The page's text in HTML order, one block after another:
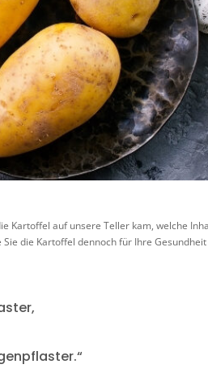
Kartoffel auf unsere Teller kam, welche
die Kartoffel dennoch für Ihre